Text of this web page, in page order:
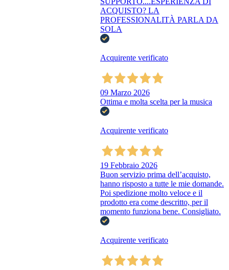
ACQUISTO? LA
PROFESSIONALITÀ PARLA DA
SOLA
Acquirente verificato
09 Marzo 2026
Ottima e molta scelta per la musica
Acquirente verificato
19 Febbraio 2026
Buon servizio prima dell’acquisto,
hanno risposto a tutte le mie domande.
Poi spedizione molto veloce e il
prodotto era come descritto, per il
momento funziona bene. Consigliato.
Acquirente verificato